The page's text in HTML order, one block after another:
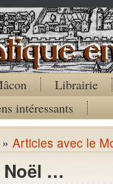
Librairie
intéressants
» Articles avec le
Noël …